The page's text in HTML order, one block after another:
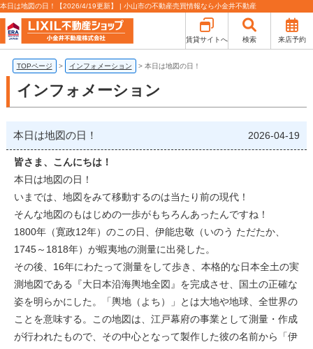
本日は地図の日！【2026/4/19更新】 | 小山市の不動産売買情報なら小金井不動産
賃貸サイトへ 検索 来店予約
TOPページ > インフォメーション > 本日は地図の日！
インフォメーション
本日は地図の日！ 2026-04-19
皆さま、こんにちは！
本日は地図の日！
いまでは、地図をみて移動するのは当たり前の現代！
そんな地図のもはじめの一歩がもちろんあったんですね！
1800年（寛政12年）のこの日、伊能忠敬（いのう ただたか、
1745～1818年）が蝦夷地の測量に出発した。
その後、16年にわたって測量をして歩き、本格的な日本全土の実
測地図である『大日本沿海輿地全図』を完成させ、国土の正確な
姿を明らかにした。「輿地（よち）」とは大地や地球、全世界の
ことを意味する。この地図は、江戸幕府の事業として測量・作成
が行われたもので、その中心となって製作した彼の名前から「伊